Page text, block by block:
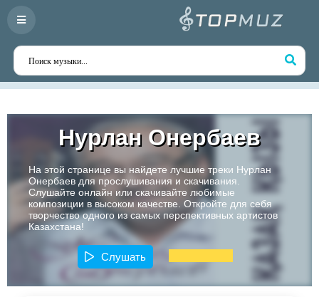
Нурлан Онербаев
На этой странице вы найдете лучшие треки Нурлан
Онербаев для прослушивания и скачивания.
Слушайте онлайн или скачивайте любимые
композиции в высоком качестве. Откройте для себя
творчество одного из самых перспективных артистов
Казахстана!
Слушать